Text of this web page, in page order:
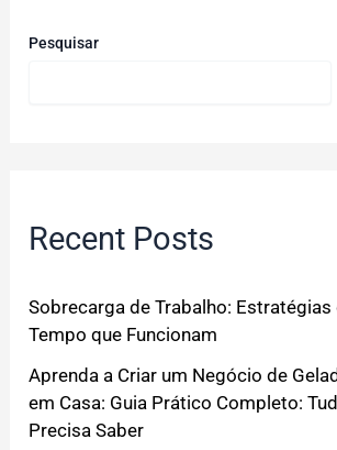
Pesquisar
Recent Posts
Sobrecarga de Trabalho: Estratégias
Tempo que Funcionam
Aprenda a Criar um Negócio de
em Casa: Guia Prático Completo:
Precisa Saber